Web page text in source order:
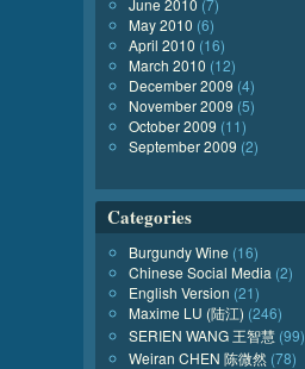
June 2010 (7)
May 2010 (6)
April 2010 (16)
March 2010 (12)
December 2009 (4)
November 2009 (5)
October 2009 (11)
September 2009 (2)
Categories
Burgundy Wine (16)
Chinese Social Media (2)
English Version (21)
Maxime LU (陆江) (246)
SERIEN WANG 王智慧 (99)
Weiran CHEN 陈微然 (78)